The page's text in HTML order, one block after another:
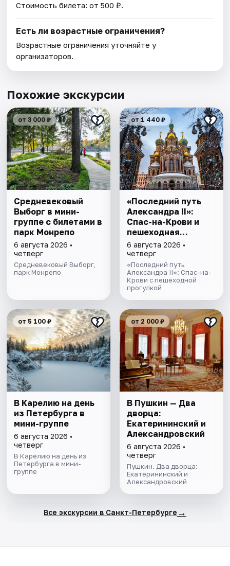
Стоимость билета: от 500 ₽.
Есть ли возрастные ограничения?
Возрастные ограничения уточняйте у
организаторов.
Похожие экскурсии
от 3 000 ₽
Cредневековый
Выборг в мини-
группе c билетами в
парк Монрепо
6 августа 2026 •
четверг
Средневековый Выборг,
парк Монрепо
от 1 440 ₽
«Последний путь
Александра II»:
Спас-на-Крови и
пешеходная
прогулка
6 августа 2026 •
четверг
«Последний путь
Александра II»: Спас-на-
Крови с пешеходной
прогулкой
от 5 100 ₽
В Карелию на день
из Петербурга в
мини-группе
6 августа 2026 •
четверг
В Карелию на день из
Петербурга в мини-
группе
от 2 000 ₽
В Пушкин — Два
дворца:
Екатерининский и
Александровский
6 августа 2026 •
четверг
Пушкин. Два дворца:
Екатерининский и
Александровский
Все экскурсии в Санкт-Петербурге →